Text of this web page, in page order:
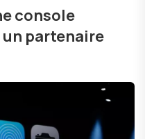
console
partenaire